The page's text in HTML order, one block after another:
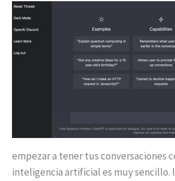
empezar a tener tus conversaciones
inteligencia artificial es muy sencillo.